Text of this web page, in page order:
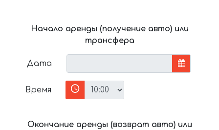
Начало аренды (получение авто) или
трансфера
Дата
Время
Окончание аренды (возврат авто) или